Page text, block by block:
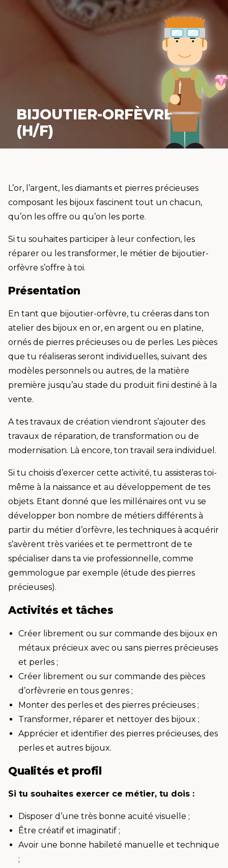
BIJOUTIER-ORFÈVRE
(H/F)
L’or, l’argent, les diamants et pierres précieuses
composant les bijoux fascinent tout un chacun,
qu’on les offre ou qu’on les porte.
Si tu souhaites participer à leur confection, les
réparer ou les transformer, le métier de bijoutier-
orfèvre s’offre à toi.
Présentation
En tant que bijoutier-orfèvre, tu créeras dans ton
atelier des bijoux en or, en argent ou en platine,
ornés de pierres précieuses ou de perles. Les pièces
que tu réaliseras seront individuelles, suivant des
modèles personnels ou autres, de la matière
première jusqu’au stade du produit fini destiné à la
vente.
A tes travaux de création viendront s’ajouter des
travaux de réparation, de transformation ou de
modernisation. Là encore, ton travail sera individuel.
Si tu choisis d’exercer cette activité, tu assisteras toi-
même à la naissance et au développement de tes
objets. Etant donné que les millénaires ont vu se
développer bon nombre de métiers différents à
partir du métier d’orfèvre, les techniques à acquérir
s’avèrent très variées et te permettront de te
spécialiser dans ta vie professionnelle, comme
gemmologue par exemple (étude des pierres
précieuses).
Activités et tâches
Créer librement ou sur commande des bijoux en
métaux précieux avec ou sans pierres précieuses
et perles ;
Créer librement ou sur commande des pièces
d’orfèvrerie en tous genres ;
Monter des perles et des pierres précieuses ;
Transformer, réparer et nettoyer des bijoux ;
Apprécier et identifier des pierres précieuses, des
perles et autres bijoux.
Qualités et profil
Si tu souhaites exercer ce métier, tu dois :
Disposer d’une très bonne acuité visuelle ;
Être créatif et imaginatif ;
Avoir une bonne habileté manuelle et technique
;